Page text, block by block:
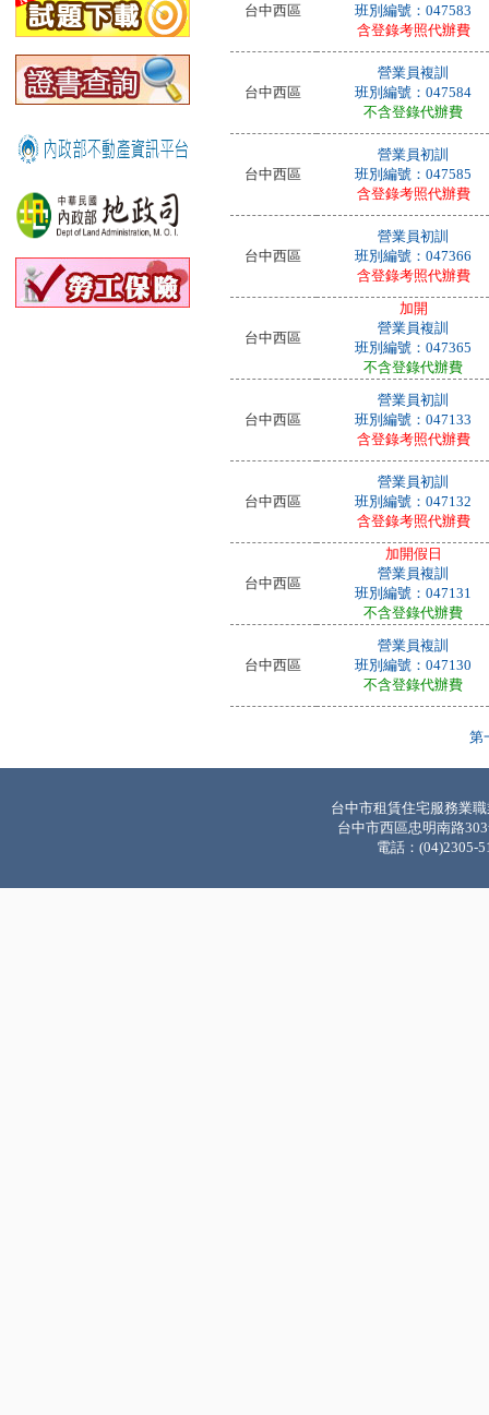
台中西區
班別編號：047583
含登錄考照代辦費
台中西區
營業員複訓
班別編號：047584
不含登錄代辦費
台中西區
營業員初訓
班別編號：047585
含登錄考照代辦費
台中西區
營業員初訓
班別編號：047366
含登錄考照代辦費
台中西區
加開
營業員複訓
班別編號：047365
不含登錄代辦費
台中西區
營業員初訓
班別編號：047133
含登錄考照代辦費
台中西區
營業員初訓
班別編號：047132
含登錄考照代辦費
台中西區
加開假日
營業員複訓
班別編號：047131
不含登錄代辦費
台中西區
營業員複訓
班別編號：047130
不含登錄代辦費
第
台中市租賃住宅服務業
台中市西區忠明南路
電話：(04)2305-